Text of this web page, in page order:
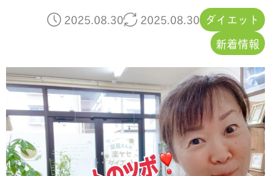
2025.08.30 2025.08.30 ダイエット
新着情報